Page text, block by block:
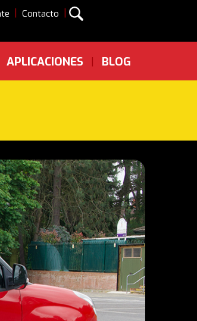
| Contacto |
APLICACIONES | BLOG